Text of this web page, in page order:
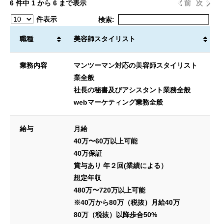
6 件中 1 から 6 まで表示 前 次
件表示 検索:
職種 美容師スタイリスト
業務内容
マンツーマン対応の美容師スタイリスト
業全般
社長の秘書及びアシスタント業務全般
webマーケティング業務全般
給与
月給
40万〜60万以上可能
40万保証
賞与あり 年２回(業績による）
想定年収
480万〜720万以上可能
※40万から80万（税抜）月給40万
80万（税抜）以降歩合50%